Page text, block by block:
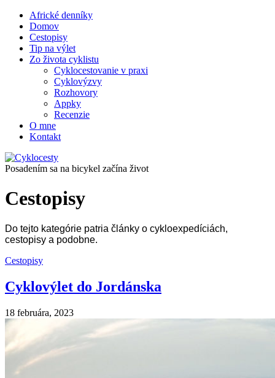
Africké denníky
Domov
Cestopisy
Tip na výlet
Zo života cyklistu
Cyklocestovanie v praxi
Cyklovýzvy
Rozhovory
Appky
Recenzie
O mne
Kontakt
Posadením sa na bicykel začína život
Cestopisy
Do tejto kategórie patria články o cykloexpedíciách,
cestopisy a podobne.
Cestopisy
Cyklovýlet do Jordánska
18 februára, 2023